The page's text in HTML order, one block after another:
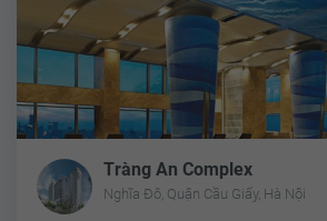
Tràng An Complex
Nghĩa Đô, Quận Cầu Giấy, Hà Nội